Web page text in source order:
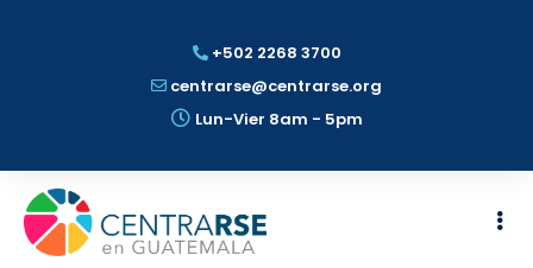
+502 2268 3700
centrarse@centrarse.org
Lun-Vier 8am - 5pm